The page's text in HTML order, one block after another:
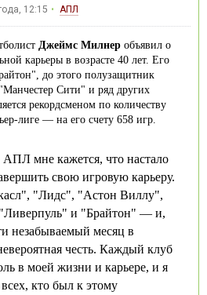
12:15 АПЛ
Джеймс Милнер объявил о
карьеры в возрасте 40 лет. Его
до этого полузащитник
Сити" и ряд других
рекордсменом по количеству
лиге — на его счету 658 игр.
АПЛ мне кажется, что настало
свою игровую карьеру.
"Лидс", "Астон Виллу",
и "Брайтон" — и,
незабываемый месяц в
честь. Каждый клуб
в моей жизни и карьере, и я
кто был к этому